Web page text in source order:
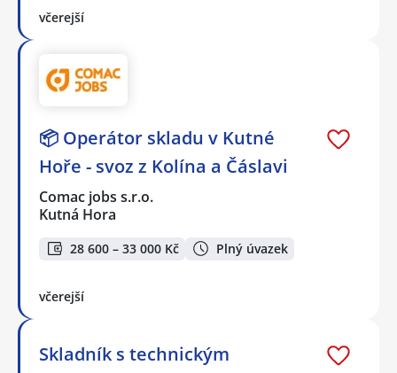
včerejší
📦 Operátor skladu v Kutné
Hoře - svoz z Kolína a Čáslavi
Comac jobs s.r.o.
Kutná Hora
28 600 – 33 000 Kč Plný úvazek
včerejší
Skladník s technickým